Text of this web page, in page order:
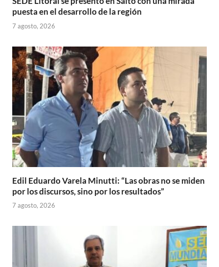
puesta en el desarrollo de la región
7 agosto, 2026
Edil Eduardo Varela Minutti: “Las obras no se miden
por los discursos, sino por los resultados”
7 agosto, 2026